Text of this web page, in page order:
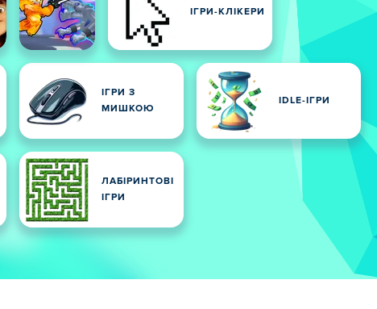
ІГРИ-КЛІКЕРИ
ІГРИ З
МИШКОЮ
IDLE-ІГРИ
ЛАБІРИНТОВІ
ІГРИ